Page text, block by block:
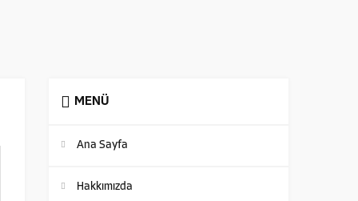
MENÜ
Ana Sayfa
Hakkımızda